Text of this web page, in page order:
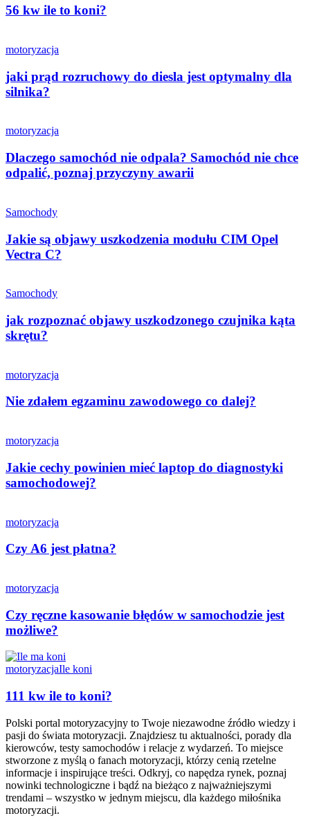
56 kw ile to koni?
motoryzacja
jaki prąd rozruchowy do diesla jest optymalny dla
silnika?
motoryzacja
Dlaczego samochód nie odpala? Samochód nie chce
odpalić, poznaj przyczyny awarii
Samochody
Jakie są objawy uszkodzenia modułu CIM Opel
Vectra C?
Samochody
jak rozpoznać objawy uszkodzonego czujnika kąta
skrętu?
motoryzacja
Nie zdałem egzaminu zawodowego co dalej?
motoryzacja
Jakie cechy powinien mieć laptop do diagnostyki
samochodowej?
motoryzacja
Czy A6 jest płatna?
motoryzacja
Czy ręczne kasowanie błędów w samochodzie jest
możliwe?
motoryzacjaIle koni
111 kw ile to koni?
Polski portal motoryzacyjny to Twoje niezawodne źródło wiedzy i
pasji do świata motoryzacji. Znajdziesz tu aktualności, porady dla
kierowców, testy samochodów i relacje z wydarzeń. To miejsce
stworzone z myślą o fanach motoryzacji, którzy cenią rzetelne
informacje i inspirujące treści. Odkryj, co napędza rynek, poznaj
nowinki technologiczne i bądź na bieżąco z najważniejszymi
trendami – wszystko w jednym miejscu, dla każdego miłośnika
motoryzacji.